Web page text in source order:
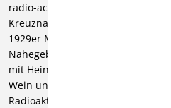
radio-actives de Bad
Kreuznach; 1930: Die
1929er Moste des
Nahegebiets (zusammen
mit Heinrich Haase), in:
Wein und Rebe;
Radioaktive Quellen und